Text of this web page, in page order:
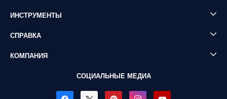
ИНСТРУМЕНТЫ
СПРАВКА
КОМПАНИЯ
СОЦИАЛЬНЫЕ МЕДИА